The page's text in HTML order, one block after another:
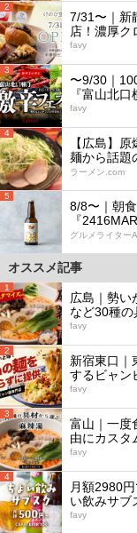
2
7/31〜｜新
店！濃厚ク
favy
3
〜9/30｜
『富山北
favy
4
【広島】
麺から話題
ラーメン.com
5
8/8〜｜朝
『
グルメライター
オススメ記事
1
広島｜勢い
など30種の
favy
2
新宿東口｜
するビャン
favy
3
富山｜一度
由にカスタ
favy
4
月額2980
い飲みサブ
favy